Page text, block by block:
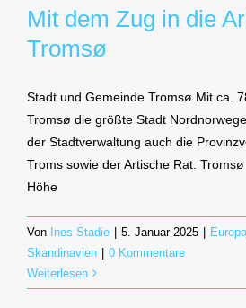
Mit dem Zug in die
Tromsø
Stadt und Gemeinde Tromsø Mit ca.
Tromsø die größte Stadt
der Stadtverwaltung auch die
Troms sowie der Artische Rat.
Höhe
Von Ines Stadie | 5. Januar 2025 | Europa
Skandinavien | 0 Kommentare
Weiterlesen